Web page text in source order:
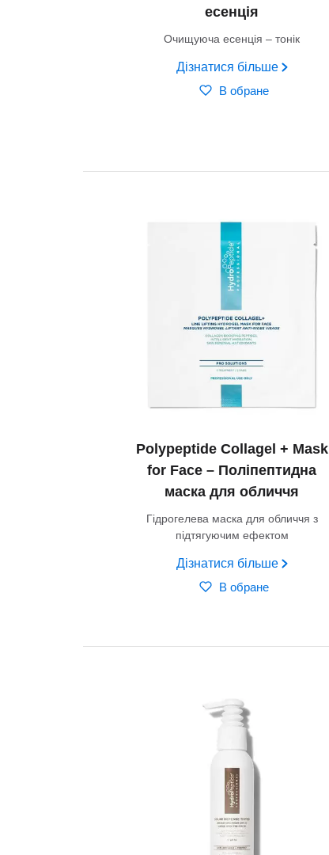
есенція
Очищуюча есенція – тонік
Дізнатися більше
В обране
Polypeptide Сollagel + Mask
for Face – Поліпептидна
маска для обличчя
Гідрогелева маска для обличчя з
підтягуючим ефектом
Дізнатися більше
В обране